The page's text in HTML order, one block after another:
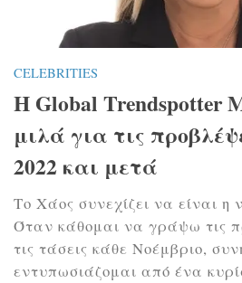
CELEBRITIES
Η Global Trendspotter
μιλά για τις
2022 και μετά
Το Χάος συνεχίζει να είναι η
Όταν κάθομαι να γράψω τις
τις τάσεις κάθε Νοέμβριο,
εντυπωσιάζομαι από ένα